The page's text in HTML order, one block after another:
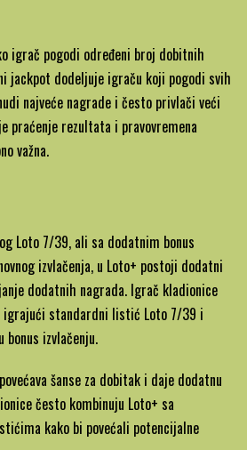
igrač pogodi određeni broj dobitnih
jackpot dodeljuje igraču koji pogodi svih
najveće nagrade i često privlači veći
praćenje rezultata i pravovremena
važna.
Loto 7/39, ali sa dodatnim bonus
izvlačenja, u Loto+ postoji dodatni
dodatnih nagrada. Igrač kladionice
igrajući standardni listić Loto 7/39 i
izvlačenju.
šanse za dobitak i daje dodatnu
često kombinuju Loto+ sa
kako bi povećali potencijalne